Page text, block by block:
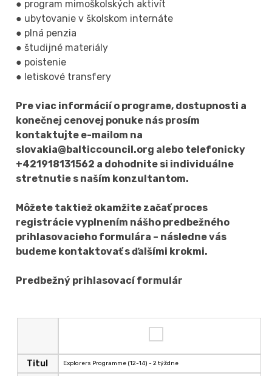
● program mimoškolských aktivít
● ubytovanie v školskom internáte
● plná penzia
● študijné materiály
● poistenie
● letiskové transfery
Pre viac informácií o programe, dostupnosti a
konečnej cenovej ponuke nás prosím
kontaktujte e-mailom na
slovakia@balticcouncil.org alebo telefonicky
+421918131562 a dohodnite si individuálne
stretnutie s naším konzultantom.
Môžete taktiež okamžite začať proces
registrácie vyplnením nášho predbežného
prihlasovacieho formulára – následne vás
budeme kontaktovať s ďalšími krokmi.
Predbežný prihlasovací formulár
Titul Explorers Programme (12-14) - 2 týždne